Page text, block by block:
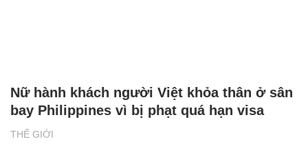
THẾ GIỚI
Nữ hành khách người Việt khỏa thân ở sân
bay Philippines vì bị phạt quá hạn visa